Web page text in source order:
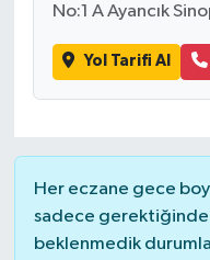
No:1 A Ayancık
Yol Tarifi Al
Her eczane gece
sadece gerektiğinde
beklenmedik